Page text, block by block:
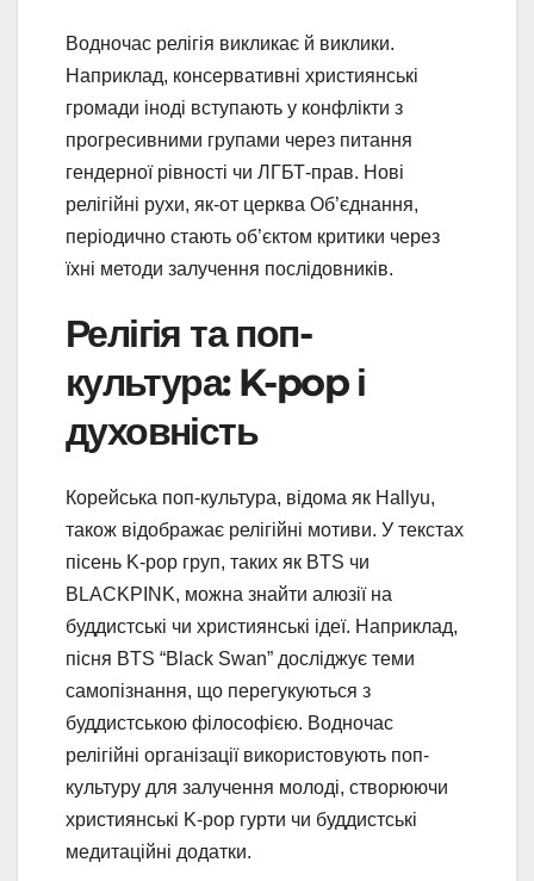
Водночас релігія викликає й виклики.
Наприклад, консервативні християнські
громади іноді вступають у конфлікти з
прогресивними групами через питання
гендерної рівності чи ЛГБТ-прав. Нові
релігійні рухи, як-от церква Об’єднання,
періодично стають об’єктом критики через
їхні методи залучення послідовників.
Релігія та поп-
культура: K-pop і
духовність
Корейська поп-культура, відома як Hallyu,
також відображає релігійні мотиви. У текстах
пісень K-pop груп, таких як BTS чи
BLACKPINK, можна знайти алюзії на
буддистські чи християнські ідеї. Наприклад,
пісня BTS “Black Swan” досліджує теми
самопізнання, що перегукуються з
буддистською філософією. Водночас
релігійні організації використовують поп-
культуру для залучення молоді, створюючи
християнські K-pop гурти чи буддистські
медитаційні додатки.